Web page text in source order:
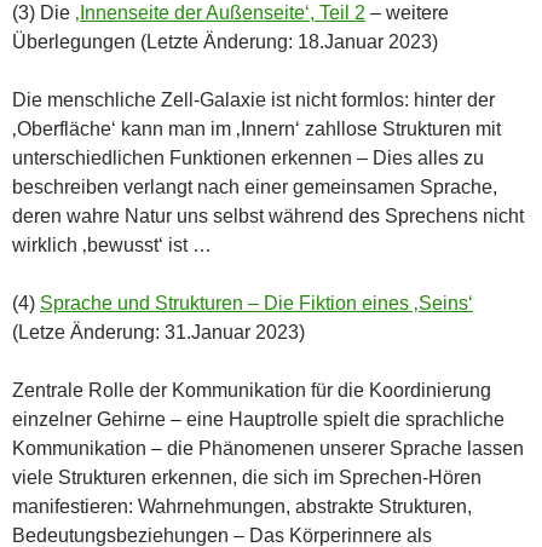
(3) Die ‚Innenseite der Außenseite‘, Teil 2 – weitere
Überlegungen (Letzte Änderung: 18.Januar 2023)
Die menschliche Zell-Galaxie ist nicht formlos: hinter der
‚Oberfläche‘ kann man im ‚Innern‘ zahllose Strukturen mit
unterschiedlichen Funktionen erkennen – Dies alles zu
beschreiben verlangt nach einer gemeinsamen Sprache,
deren wahre Natur uns selbst während des Sprechens nicht
wirklich ‚bewusst‘ ist …
(4) Sprache und Strukturen – Die Fiktion eines ‚Seins‘
(Letze Änderung: 31.Januar 2023)
Zentrale Rolle der Kommunikation für die Koordinierung
einzelner Gehirne – eine Hauptrolle spielt die sprachliche
Kommunikation – die Phänomenen unserer Sprache lassen
viele Strukturen erkennen, die sich im Sprechen-Hören
manifestieren: Wahrnehmungen, abstrakte Strukturen,
Bedeutungsbeziehungen – Das Körperinnere als